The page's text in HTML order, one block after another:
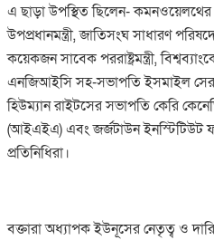
এ ছাড়া উপস্থিত ছিলেন- কমনওয়েলথের
উপপ্রধানমন্ত্রী, জাতিসংঘ সাধারণ
কয়েকজন সাবেক পররাষ্ট্রমন্ত্রী,
এনজিআইসি সহ-সভাপতি ইসমাইল
হিউম্যান রাইটসের সভাপতি কেরি
(আইএইএ) এবং জর্জটাউন ইনস্টিটিউট
প্রতিনিধিরা।
বক্তারা অধ্যাপক ইউনূসের নেতৃত্ব ও